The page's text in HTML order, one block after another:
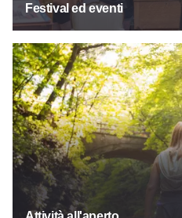
Festival ed eventi
Attività all'aperto